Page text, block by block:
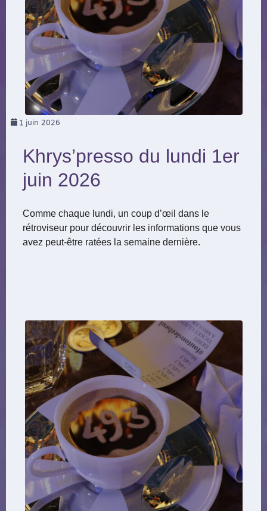
1 juin 2026
Khrys’presso du lundi 1er
juin 2026
Comme chaque lundi, un coup d’œil dans le
rétroviseur pour découvrir les informations que vous
avez peut-être ratées la semaine dernière.